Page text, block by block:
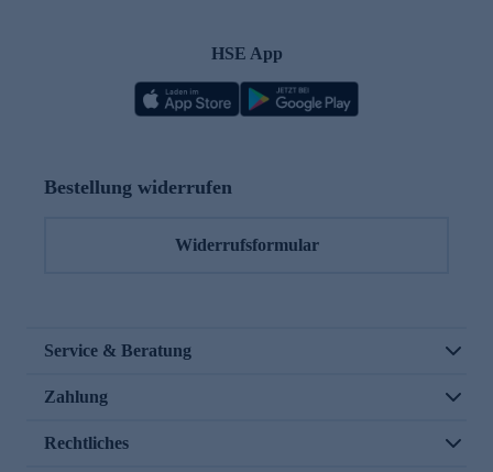
HSE App
Bestellung widerrufen
Widerrufsformular
Service & Beratung
Zahlung
Rechtliches